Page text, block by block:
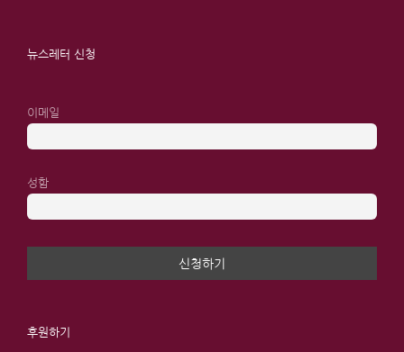
뉴스레터 신청
이메일
성함
후원하기